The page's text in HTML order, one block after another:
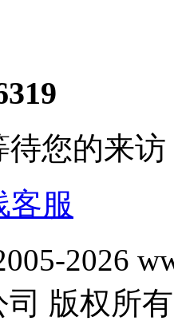
待您的来访
客服
2026
司 版权所